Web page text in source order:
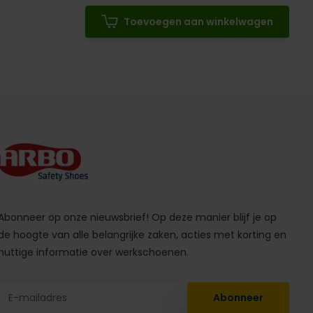
Toevoegen aan winkelwagen
op onze nieuwsbrief! Op deze manier blijf je op
hoogte van alle belangrijke zaken, acties met korting en
informatie over werkschoenen.
Abonneer